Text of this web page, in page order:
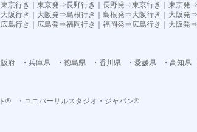
京行き 東京発⇒長野行き 長野発⇒東京行き 東京発⇒
阪行き 大阪発⇒島根行き 島根発⇒大阪行き 大阪発
島行き 広島発⇒福岡行き 福岡発⇒広島行き 大阪発⇒
阪府 ・兵庫県 ・徳島県 ・香川県 ・愛媛県 ・高知県
® ・ユニバーサルスタジオ・ジャパン®